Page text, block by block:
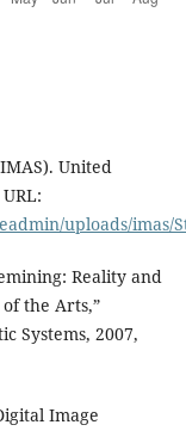
United
uploads/imas/
Reality and
the Arts,”
Systems, 2007,
Image